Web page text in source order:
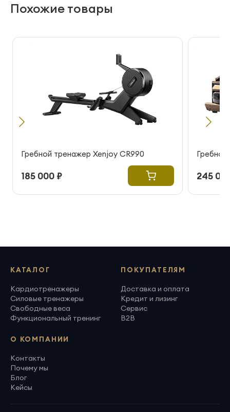
Похожие товары
Гребной тренажер Xenjoy CR990
185 000 ₽ 245
КАТАЛОГ
Кардиотренажеры
Силовые тренажеры
Свободные веса
Функциональный тренинг
ПОКУПАТЕЛЯМ
Доставка и оплата
Кредит и лизинг
Сервис
B2B
О КОМПАНИИ
Контакты
Почему мы
Блог
Кейсы